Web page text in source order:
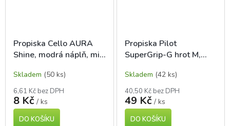
Propiska Cello AURA
Shine, modrá náplň, mix
Skladem (50 ks)
6,61 Kč bez DPH
8 Kč / ks
DO KOŠÍKU
Propiska Pilot
SuperGrip-G hrot M,
Skladem (42 ks)
40,50 Kč bez DPH
49 Kč / ks
DO KOŠÍKU